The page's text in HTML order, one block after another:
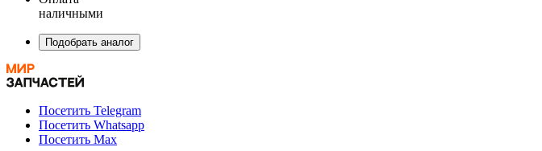
наличными
Подобрать аналог
Посетить Telegram
Посетить Whatsapp
Посетить Max